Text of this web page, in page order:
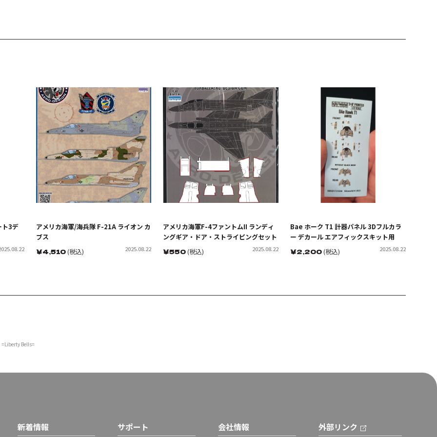
ト3デ
アメリカ海軍/海兵隊 F-21A ライオン カ
ブス
￥4,510(税込) 2025.08.22
アメリカ海軍F-4ファントムII ランディ
ングギア・ドア・ストライピングセット
￥550(税込) 2025.08.22
Bae ホーク T1 計器パネル 3Dフルカラ
ー デカール エアフィックスキット用
￥2,200(税込) 2025.08.22
=Liberty Bells=
新着情報 サポート 会社情報 外部リンク